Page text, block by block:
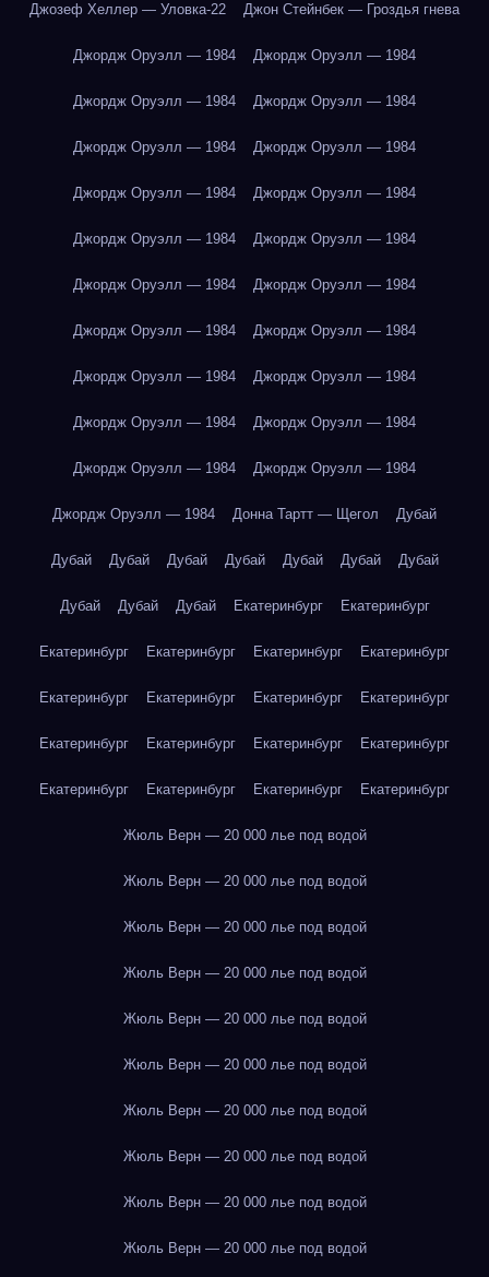
Джозеф Хеллер — Уловка-22 Джон Стейнбек — Гроздья гнева
Джордж Оруэлл — 1984 Джордж Оруэлл — 1984
Джордж Оруэлл — 1984 Джордж Оруэлл — 1984
Джордж Оруэлл — 1984 Джордж Оруэлл — 1984
Джордж Оруэлл — 1984 Джордж Оруэлл — 1984
Джордж Оруэлл — 1984 Джордж Оруэлл — 1984
Джордж Оруэлл — 1984 Джордж Оруэлл — 1984
Джордж Оруэлл — 1984 Джордж Оруэлл — 1984
Джордж Оруэлл — 1984 Джордж Оруэлл — 1984
Джордж Оруэлл — 1984 Джордж Оруэлл — 1984
Джордж Оруэлл — 1984 Джордж Оруэлл — 1984
Джордж Оруэлл — 1984 Донна Тартт — Щегол Дубай
Дубай Дубай Дубай Дубай Дубай Дубай Дубай
Дубай Дубай Дубай Екатеринбург Екатеринбург
Екатеринбург Екатеринбург Екатеринбург Екатеринбург
Екатеринбург Екатеринбург Екатеринбург Екатеринбург
Екатеринбург Екатеринбург Екатеринбург Екатеринбург
Екатеринбург Екатеринбург Екатеринбург Екатеринбург
Жюль Верн — 20 000 лье под водой
Жюль Верн — 20 000 лье под водой
Жюль Верн — 20 000 лье под водой
Жюль Верн — 20 000 лье под водой
Жюль Верн — 20 000 лье под водой
Жюль Верн — 20 000 лье под водой
Жюль Верн — 20 000 лье под водой
Жюль Верн — 20 000 лье под водой
Жюль Верн — 20 000 лье под водой
Жюль Верн — 20 000 лье под водой